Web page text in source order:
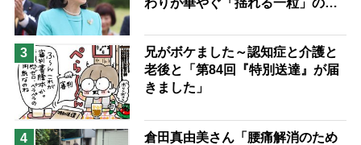
3
兄がボケました～認知症と介護と
老後と「第84回『特別送達』が届
きました」
4
倉田真由美さん「腰痛解消のため